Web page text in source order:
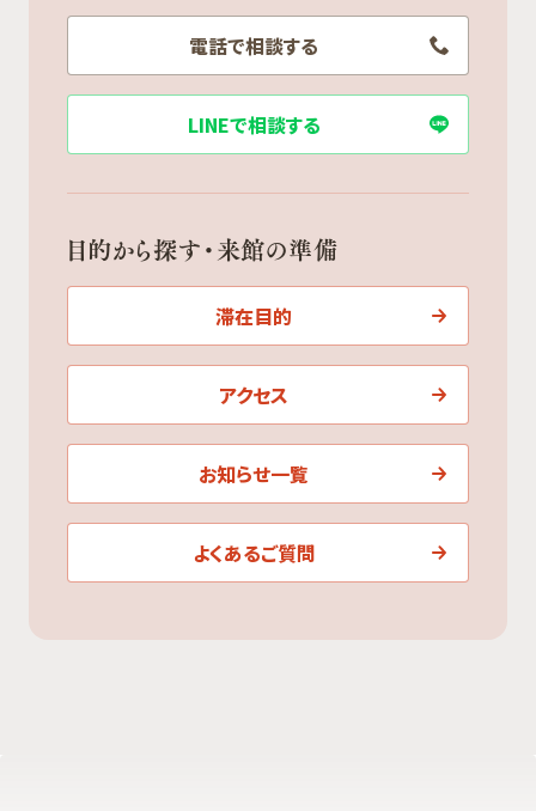
電話で相談する
LINEで相談する
目的から探す・来館の準備
滞在目的
アクセス
お知らせ一覧
よくあるご質問